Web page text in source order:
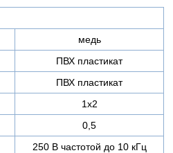
медь
ПВХ пластикат
ПВХ пластикат
1х2
0,5
250 В частотой до 10 кГц